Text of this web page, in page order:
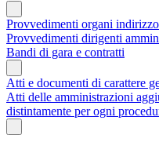
Provvedimenti organi
Provvedimenti dirigenti
Bandi di gara e contratti
Atti e documenti di carattere
Atti delle amministrazioni
distintamente per ogni